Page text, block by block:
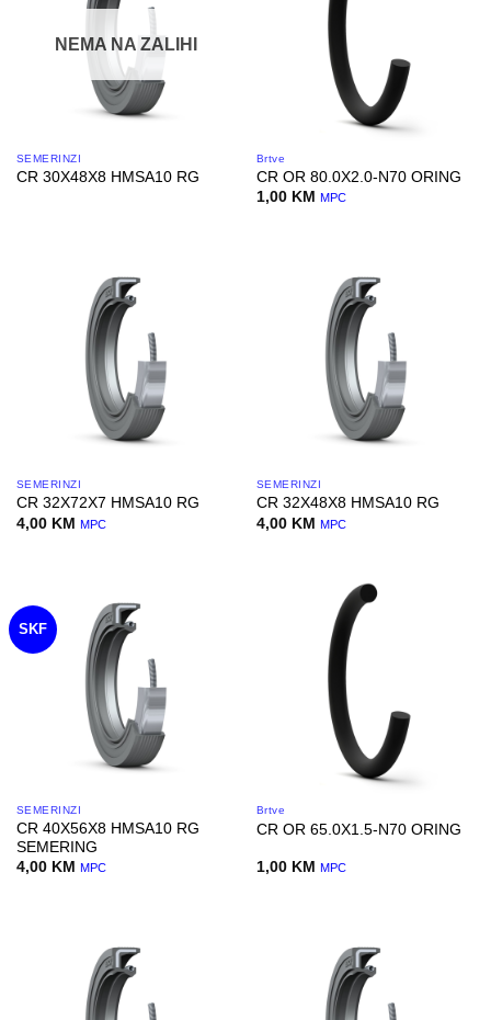
NEMA NA ZALIHI
SEMERINZI
CR 30X48X8 HMSA10 RG
Brtve
CR OR 80.0X2.0-N70 ORING
1,00 KM MPC
SEMERINZI
CR 32X72X7 HMSA10 RG
4,00 KM MPC
SEMERINZI
CR 32X48X8 HMSA10 RG
4,00 KM MPC
SKF
SEMERINZI
CR 40X56X8 HMSA10 RG
SEMERING
4,00 KM MPC
Brtve
CR OR 65.0X1.5-N70 ORING
1,00 KM MPC